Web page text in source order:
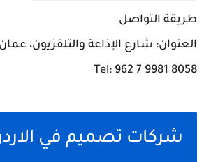
طريقة التواصل
العنوان: شارع الإذاعة والتلفزيون،
Tel: 962 7 9981 8058
شركات تصميم في